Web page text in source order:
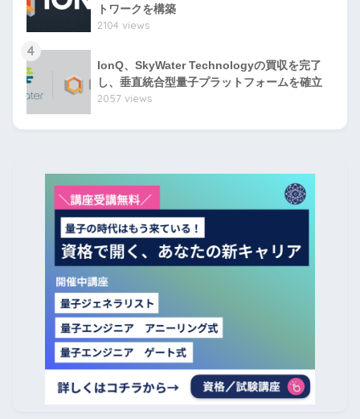
トワークを構築
2104 views
4
IonQ、SkyWater Technologyの買収を完了
し、垂直統合型量子プラットフォームを確立
2057 views